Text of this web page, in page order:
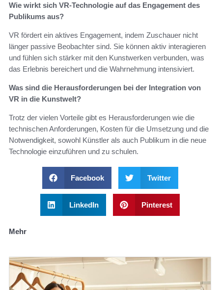
Wie wirkt sich VR-Technologie auf das Engagement des
Publikums aus?
VR fördert ein aktives Engagement, indem Zuschauer nicht
länger passive Beobachter sind. Sie können aktiv interagieren
und fühlen sich stärker mit den Kunstwerken verbunden, was
das Erlebnis bereichert und die Wahrnehmung intensiviert.
Was sind die Herausforderungen bei der Integration von
VR in die Kunstwelt?
Trotz der vielen Vorteile gibt es Herausforderungen wie die
technischen Anforderungen, Kosten für die Umsetzung und die
Notwendigkeit, sowohl Künstler als auch Publikum in die neue
Technologie einzuführen und zu schulen.
Facebook Twitter
LinkedIn Pinterest
Mehr